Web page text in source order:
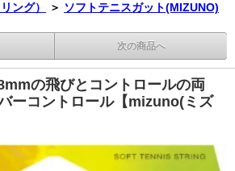
ング） ＞ ソフトテニスガット(MIZUNO)
次の商品へ
の飛びとコントロールの両
ーコントロール【mizuno(ミズ